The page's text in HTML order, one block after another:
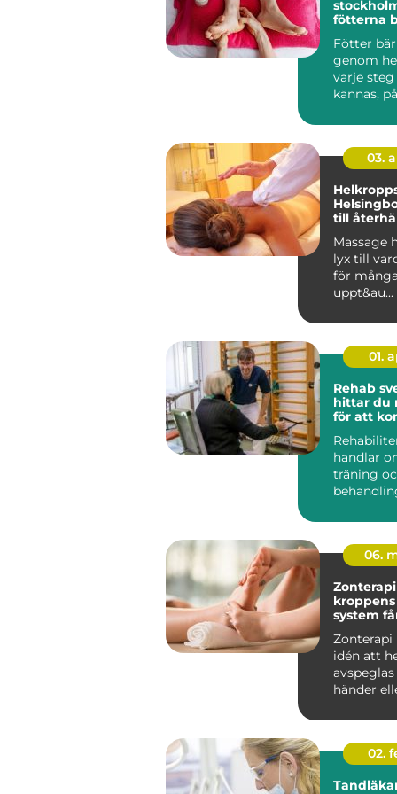
stockholm
fötterna
Fötter
genom
varje
kännas,
03.
till
Massage
lyx till
för
uppt&au...
01.
Rehab
hittar du
för att
handlar
träning
rehab
06.
Zonterapi när
system
Zonterapi
idén att
händer
02.